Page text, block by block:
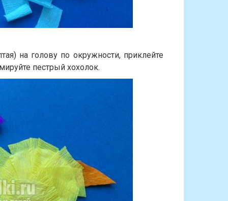
на голову по окружности, приклейте
пестрый хохолок.